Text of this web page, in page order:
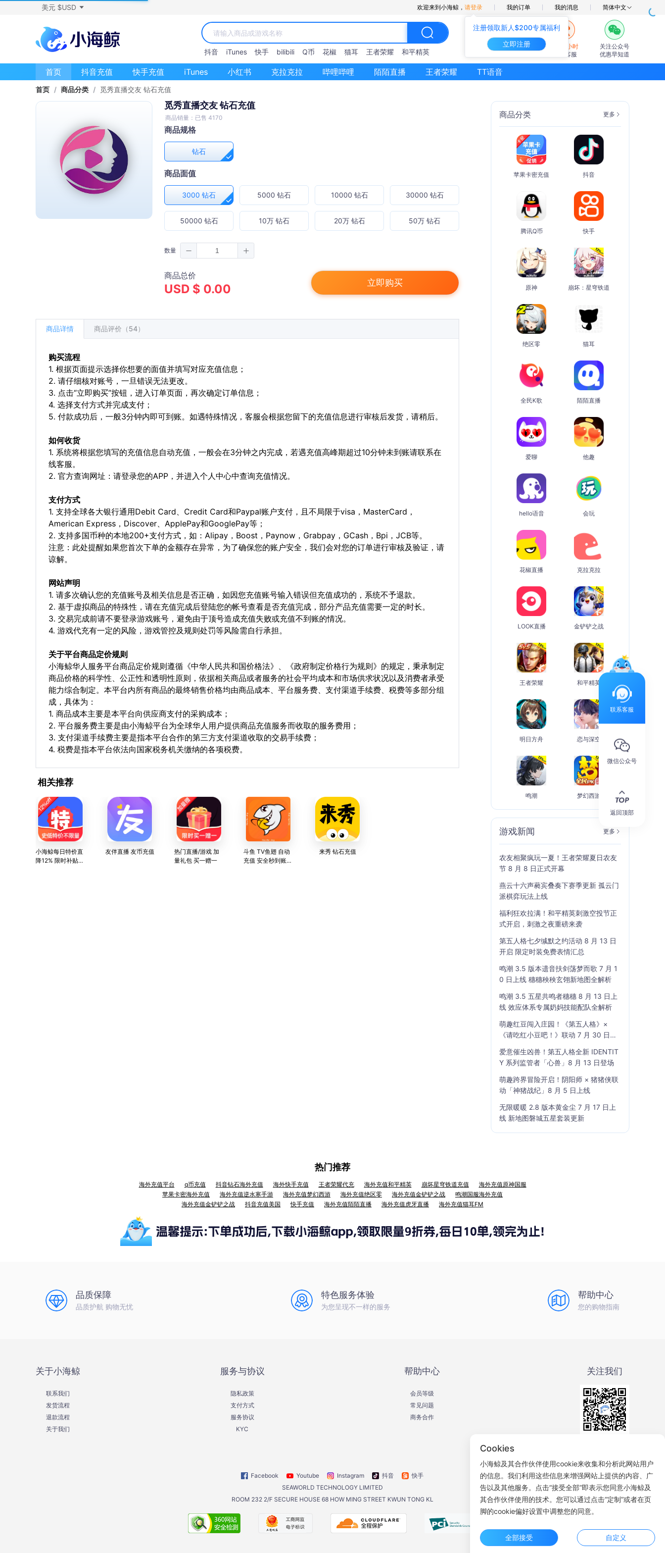
注册领取新人$200专属福利
立即注册
美元 $USD 欢迎来到小海鲸， 请登录 我的订单 我的消息 简体中文
抖音 iTunes 快手 bilibili Q币 花椒 猫耳 王者荣耀 和平精英
7×24小时
在线客服
关注公众号
优惠早知道
首页 抖音充值 快手充值 iTunes 小红书 克拉克拉 哔哩哔哩 陌陌直播 王者荣耀 TT语音
首页 / 商品分类 / 觅秀直播交友 钻石充值
觅秀直播交友 钻石充值
商品销量：已售 4170
商品规格
钻石
商品面值
3000 钻石 5000 钻石 10000 钻石 30000 钻石
50000 钻石 10万 钻石 20万 钻石 50万 钻石
数量
商品总价
USD $ 0.00 立即购买
商品详情 商品评价（54）
购买流程
1. 根据页面提示选择你想要的面值并填写对应充值信息；
2. 请仔细核对账号，一旦错误无法更改。
3. 点击“立即购买”按钮，进入订单页面，再次确定订单信息；
4. 选择支付方式并完成支付；
5. 付款成功后，一般3分钟内即可到账。如遇特殊情况，客服会根据您留下的充值信息进行审核后发货，请稍后。
如何收货
1. 系统将根据您填写的充值信息自动充值，一般会在3分钟之内完成，若遇充值高峰期超过10分钟未到账请联系在
线客服。
2. 官方查询网址：请登录您的APP，并进入个人中心中查询充值情况。
支付方式
1. 支持全球各大银行通用Debit Card、Credit Card和Paypal账户支付，且不局限于visa，MasterCard，
American Express，Discover、ApplePay和GooglePay等；
2. 支持多国币种的本地200+支付方式，如：Alipay，Boost，Paynow，Grabpay，GCash，Bpi，JCB等。
注意：此处提醒如果您首次下单的金额存在异常，为了确保您的账户安全，我们会对您的订单进行审核及验证，请
谅解。
网站声明
1. 请多次确认您的充值账号及相关信息是否正确，如因您充值账号输入错误但充值成功的，系统不予退款。
2. 基于虚拟商品的特殊性，请在充值完成后登陆您的帐号查看是否充值完成，部分产品充值需要一定的时长。
3. 交易完成前请不要登录游戏账号，避免由于顶号造成充值失败或充值不到账的情况。
4. 游戏代充有一定的风险，游戏管控及规则处罚等风险需自行承担。
关于平台商品定价规则
小海鲸华人服务平台商品定价规则遵循《中华人民共和国价格法》、《政府制定价格行为规则》的规定，秉承制定
商品价格的科学性、公正性和透明性原则，依据相关商品或者服务的社会平均成本和市场供求状况以及消费者承受
能力综合制定。本平台内所有商品的最终销售价格均由商品成本、平台服务费、支付渠道手续费、税费等多部分组
成，具体为：
1. 商品成本主要是本平台向供应商支付的采购成本；
2. 平台服务费主要是由小海鲸平台为全球华人用户提供商品充值服务而收取的服务费用；
3. 支付渠道手续费主要是指本平台合作的第三方支付渠道收取的交易手续费；
4. 税费是指本平台依法向国家税务机关缴纳的各项税费。
相关推荐
小海鲸每日特价直
降12% 限时补贴
友伴直播 友币充值
热门直播/游戏 加
量礼包 买一赠一
斗鱼 TV鱼翅 自动
充值 安全秒到账
来秀 钻石充值
商品分类 更多
苹果卡密充值 抖音
腾讯Q币 快手
原神 崩坏：星穹铁道
绝区零 猫耳
全民K歌 陌陌直播
爱聊 他趣
hello语音 会玩
花椒直播 克拉克拉
LOOK直播 金铲铲之战
王者荣耀 和平精英
明日方舟 恋与深空
鸣潮 梦幻西游
游戏新闻 更多
农友相聚疯玩一夏！王者荣耀夏日农友
节 8 月 8 日正式开幕
燕云十六声蕤宾叠奏下赛季更新 孤云门
派棋弈玩法上线
福利狂欢拉满！和平精英刺激空投节正
式开启，刺激之夜重磅来袭
第五人格七夕缄默之约活动 8 月 13 日
开启 限定时装免费表情汇总
鸣潮 3.5 版本遗音扶剑荡梦而歌 7 月 1
0 日上线 穗穗秧秧玄翎新地图全解析
鸣潮 3.5 五星共鸣者穗穗 8 月 13 日上
线 效应体系专属奶妈技能配队全解析
萌趣红豆闯入庄园！《第五人格》×
《请吃红小豆吧！》联动 7 月 30 日开
爱意催生凶兽！第五人格全新 IDENTIT
Y 系列监管者「心兽」8 月 13 日登场
萌趣跨界冒险开启！阴阳师 × 猪猪侠联
动「神猪战纪」8 月 5 日上线
无限暖暖 2.8 版本黄金尘 7 月 17 日上
线 新地图磐城五星套装更新
热门推荐
海外充值平台 q币充值 抖音钻石海外充值 海外快手充值 王者荣耀代充 海外充值和平精英 崩坏星穹铁道充值
海外充值原神国服
苹果卡密海外充值
海外充值逆水寒手游 海外充值梦幻西游 海外充值绝区零 海外充值金铲铲之战
鸣潮国服海外充值
海外充值金铲铲之战
抖音充值美国 快手充值 海外充值陌陌直播 海外充值虎牙直播 海外充值猫耳FM
品质保障
品质护航 购物无忧
特色服务体验
为您呈现不一样的服务
帮助中心
您的购物指南
关于小海鲸
联系我们
发货流程
退款流程
关于我们
服务与协议
隐私政策
支付方式
服务协议
KYC
帮助中心
会员等级
常见问题
商务合作
关注我们
Facebook Youtube Instagram 抖音
快手
SEAWORLD TECHNOLOGY LIMITED
ROOM 232 2/F SECURE HOUSE 68 HOW MING STREET KWUN TONG KL
联系客服
微信公众号
返回顶部
Cookies
小海鲸及其合作伙伴使用cookie来收集和分析此网站用户
的信息。我们利用这些信息来增强网站上提供的内容、广
告以及其他服务。点击“接受全部”即表示您同意小海鲸及
其合作伙伴使用的技术。您可以通过点击“定制”或者在页
脚的cookie偏好设置中调整您的同意。
全部接受 自定义